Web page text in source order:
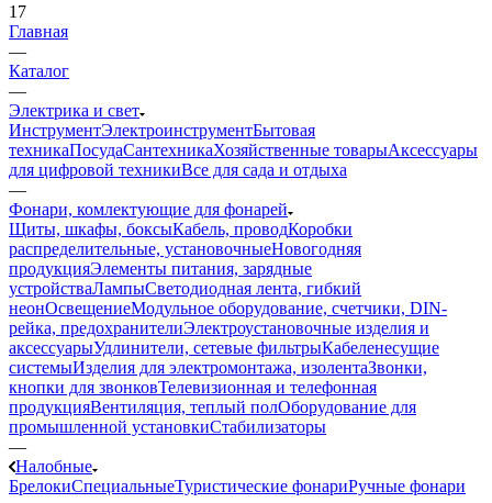
17
Главная
—
Каталог
—
Электрика и свет
ИнструментЭлектроинструментБытовая
техникаПосудаСантехникаХозяйственные товарыАксессуары
для цифровой техникиВсе для сада и отдыха
—
Фонари, комлектующие для фонарей
Щиты, шкафы, боксыКабель, проводКоробки
распределительные, установочныеНовогодняя
продукцияЭлементы питания, зарядные
устройстваЛампыСветодиодная лента, гибкий
неонОсвещениеМодульное оборудование, счетчики, DIN-
рейка, предохранителиЭлектроустановочные изделия и
аксессуарыУдлинители, сетевые фильтрыКабеленесущие
системыИзделия для электромонтажа, изолентаЗвонки,
кнопки для звонковТелевизионная и телефонная
продукцияВентиляция, теплый полОборудование для
промышленной установкиСтабилизаторы
—
Налобные
БрелокиСпециальныеТуристические фонариРучные фонари